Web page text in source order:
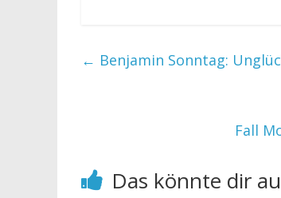
← Benjamin Sonntag:
Fall
Das könnte dir